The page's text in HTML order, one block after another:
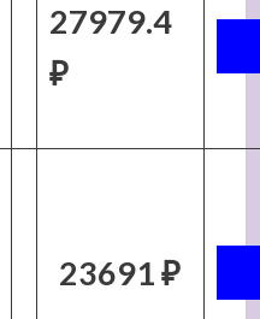
27979.4
₽
23691 ₽